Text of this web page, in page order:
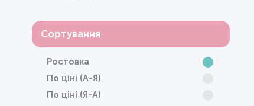
Сортування
Ростовка
По ціні (А-Я)
По ціні (Я-А)